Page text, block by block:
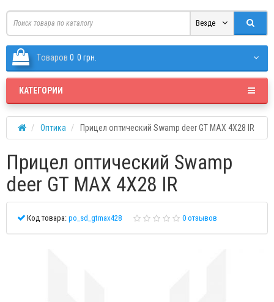
Везде
Tоваров 0 0 грн.
КАТЕГОРИИ
Оптика Прицел оптический Swamp deer GT MAX 4X28 IR
Прицел оптический Swamp
deer GT MAX 4X28 IR
Код товара: po_sd_gtmax428 0 отзывов